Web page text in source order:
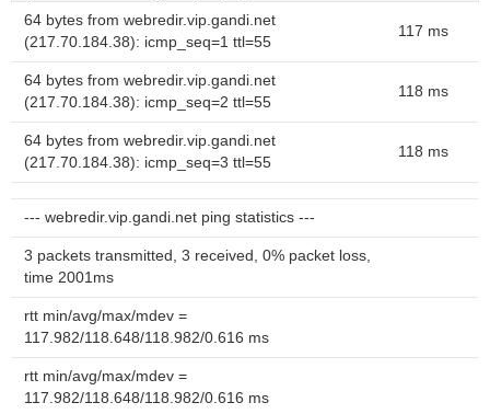
64 bytes from webredir.vip.gandi.net
(217.70.184.38): icmp_seq=1 ttl=55
117 ms
64 bytes from webredir.vip.gandi.net
(217.70.184.38): icmp_seq=2 ttl=55
118 ms
64 bytes from webredir.vip.gandi.net
(217.70.184.38): icmp_seq=3 ttl=55
118 ms
--- webredir.vip.gandi.net ping statistics ---
3 packets transmitted, 3 received, 0% packet loss,
time 2001ms
rtt min/avg/max/mdev =
117.982/118.648/118.982/0.616 ms
rtt min/avg/max/mdev =
117.982/118.648/118.982/0.616 ms